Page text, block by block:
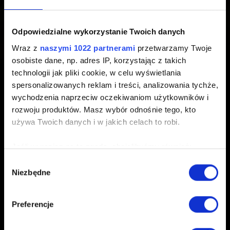
Odpowiedzialne wykorzystanie Twoich danych
Wraz z naszymi 1022 partnerami przetwarzamy Twoje
osobiste dane, np. adres IP, korzystając z takich
technologii jak pliki cookie, w celu wyświetlania
spersonalizowanych reklam i treści, analizowania tychże,
wychodzenia naprzeciw oczekiwaniom użytkowników i
rozwoju produktów. Masz wybór odnośnie tego, kto
używa Twoich danych i w jakich celach to robi.
Jeśli wyrazisz na to zgodę, chcielibyśmy również:
geograficznej z dokładnością nawet do kilku metrów
analizując charakteryzującego je zbiory danych
(fingerprinting, czyli wirtualny odcisk palca)
zgody
Niezbędne
Preferencje
zawieszone do odwołania
Utworzony 4 lata temu Zaktualizowany 3 lata temu
Obecnie możliwość przeprowadzania wszystkich
transakcji pieniężnych została zawieszona na terytorium
Rosji i Białorusi. Po więcej szczegółówprzejdź tu .